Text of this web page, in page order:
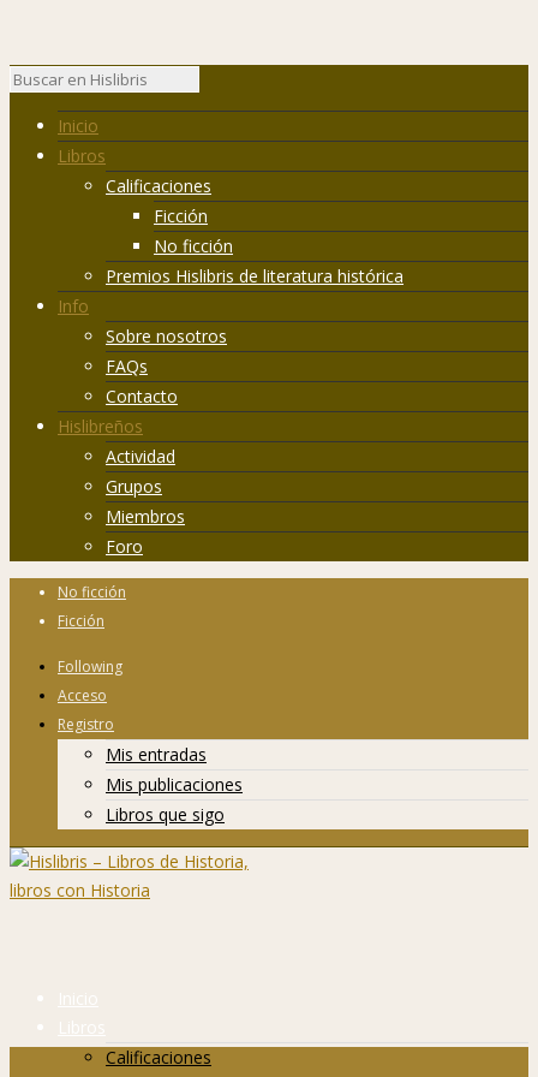
Inicio
Libros
Calificaciones
Ficción
No ficción
Premios Hislibris de literatura histórica
Info
Sobre nosotros
FAQs
Contacto
Hislibreños
Actividad
Grupos
Miembros
Foro
No ficción
Ficción
Following
Acceso
Registro
Mis entradas
Mis publicaciones
Libros que sigo
Inicio
Libros
Calificaciones